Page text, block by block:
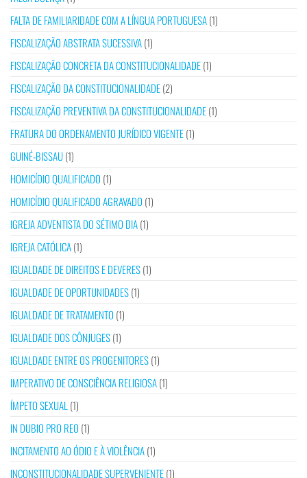
FALTA DE FAMILIARIDADE COM A LÍNGUA PORTUGUESA(1)
FISCALIZAÇÃO ABSTRATA SUCESSIVA(1)
FISCALIZAÇÃO CONCRETA DA CONSTITUCIONALIDADE(1)
FISCALIZAÇÃO DA CONSTITUCIONALIDADE(2)
FISCALIZAÇÃO PREVENTIVA DA CONSTITUCIONALIDADE(1)
FRATURA DO ORDENAMENTO JURÍDICO VIGENTE(1)
GUINÉ-BISSAU(1)
HOMICÍDIO QUALIFICADO (1)
HOMICÍDIO QUALIFICADO AGRAVADO (1)
IGREJA ADVENTISTA DO SÉTIMO DIA(1)
IGREJA CATÓLICA(1)
IGUALDADE DE DIREITOS E DEVERES(1)
IGUALDADE DE OPORTUNIDADES(1)
IGUALDADE DE TRATAMENTO (1)
IGUALDADE DOS CÔNJUGES(1)
IGUALDADE ENTRE OS PROGENITORES(1)
IMPERATIVO DE CONSCIÊNCIA RELIGIOSA(1)
ÍMPETO SEXUAL (1)
IN DUBIO PRO REO (1)
INCITAMENTO AO ÓDIO E À VIOLÊNCIA(1)
INCONSTITUCIONALIDADE SUPERVENIENTE(1)